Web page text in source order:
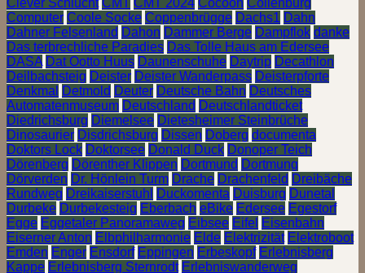
Computer Coole Socke Coppenbrügge Dachs1 Dahn
Dahner Felsenland Dahon Dammer Berge Dampflok danke
Das terbrechliche Paradies Das Tolle Haus am Edersee
DASA Dat Ootto Huus Daunenschuhe Daytrip Decathlon
Deilbachsteig Deister Deister Wanderpass Deisterpforte
Denkmal
Detmold Deuter Deutsche Bahn Deutsches
Automatenmuseum Deutschland Deutschlandticket
Diedrichsburg Diemelsee Dietesheimer Steinbrüche
Dinosaurier Disdrichsburg Dissen Doberg documenta
Doktors Lock Doktorsee Donald Duck Donoper Teich
Dörenberg Dörenther Klippen Dortmund Dortmung
Dörverden Dr. Hönlein Turm Drache Drachenfeld Dreibäche
Rundweg Dreikaiserstuhl Duckomenta Duisburg Dunetal
Durbeke Durbekesteig Eberbach eBike Edersee Egestorf
Egge Eggetaler Panoramaweg Eibsee Eifel Eisenbahn
Eiserner Anton Elbphilharmonie Elde Elektrizität Elektroboot
Emden Enger Ensdorf Eppingen Erbeskopf Erlebnisberg
Kappe Erlebnisberg Sternrodt Erlebniswanderweg